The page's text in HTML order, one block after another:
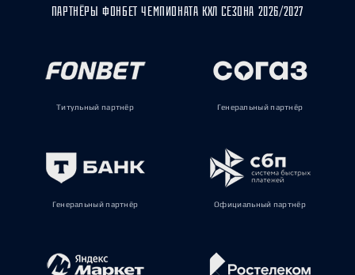
ПАРТНЁРЫ ФОНБЕТ ЧЕМПИОНАТА КХЛ СЕЗОНА 2026/2027
Титульный партнёр Генеральный партнёр
Генеральный партнёр Официальный партнёр